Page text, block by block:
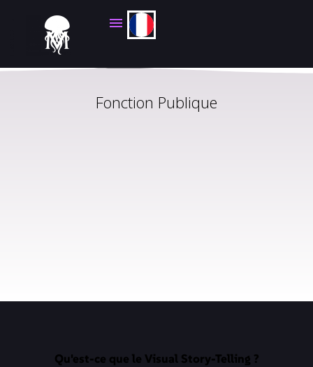
Fonction Publique
Qu'est-ce que le Visual Story-Telling ?